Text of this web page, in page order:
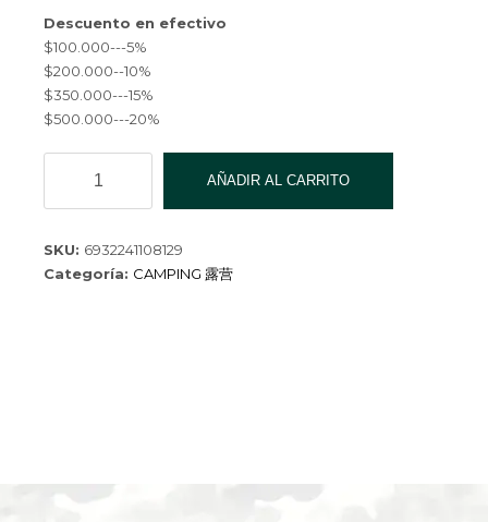
Descuento en efectivo
$100.000---5%
$200.000--10%
$350.000---15%
$500.000---20%
SUPERVIVENCIA
CON
AK104-
120
AÑADIR AL CARRITO
SKU: 6932241108129
Categoría: CAMPING 露营